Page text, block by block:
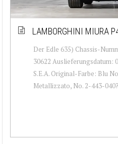
LAMBORGHINI MIURA
Der Edle 635) Chassis-
30622 Auslieferungsdatum:
S.E.A. Original-Farbe: Blu
Metallizzato, No. 2-443-